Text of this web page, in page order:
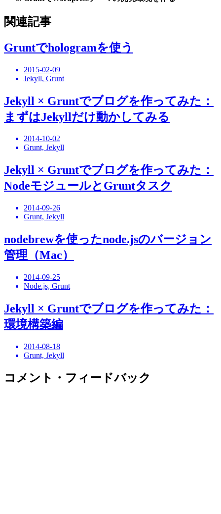
関連記事
Gruntでhologramを使う
2015-02-09
Jekyll, Grunt
Jekyll × Gruntでブログを作ってみた：
まずはJekyllだけ動かしてみる
2014-10-02
Grunt, Jekyll
Jekyll × Gruntでブログを作ってみた：
NodeモジュールとGruntタスク
2014-09-26
Grunt, Jekyll
nodebrewを使ったnode.jsのバージョン
管理（Mac）
2014-09-25
Node.js, Grunt
Jekyll × Gruntでブログを作ってみた：
環境構築編
2014-08-18
Grunt, Jekyll
コメント・フィードバック